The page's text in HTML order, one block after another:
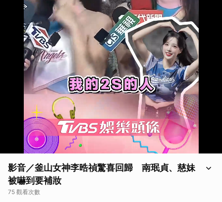
影音／釜山女神李晧禎驚喜回歸 南珉貞、慈妹
被嚇到要補妝
75 觀看次數